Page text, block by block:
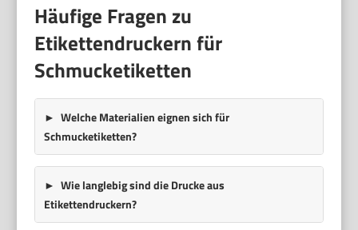
Häufige Fragen zu
Etikettendruckern für
Schmucketiketten
Welche Materialien eignen sich für
Schmucketiketten?
Wie langlebig sind die Drucke aus
Etikettendruckern?